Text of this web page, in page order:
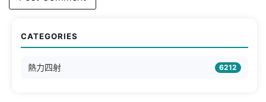
CATEGORIES
熱力四射 6212